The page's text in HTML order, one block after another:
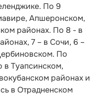
По 9
Апшеронском,
районах. По 8 - в
7 – в Сочи, 6 –
По
в Туапсинском,
районах и
в Отрадненском